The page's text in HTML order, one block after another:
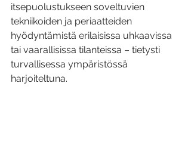
itsepuolustukseen soveltuvien
tekniikoiden ja periaatteiden
hyödyntämistä erilaisissa uhkaavissa
tai vaarallisissa tilanteissa – tietysti
turvallisessa ympäristössä
harjoiteltuna.